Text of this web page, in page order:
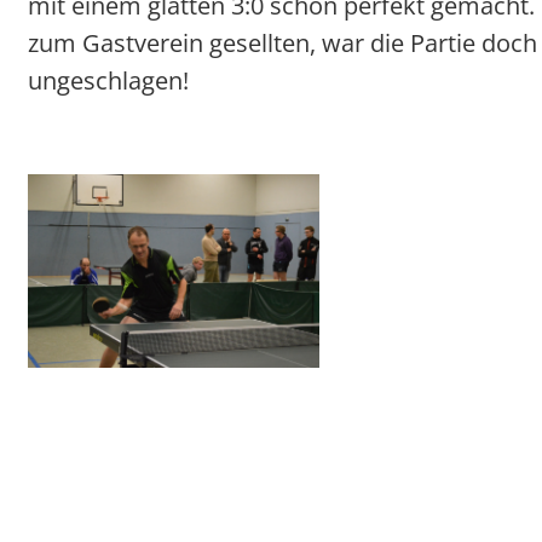
zum Gastverein gesellten, war die Partie
ungeschlagen!